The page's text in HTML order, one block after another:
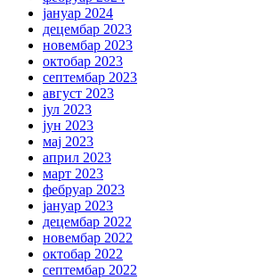
јануар 2024
децембар 2023
новембар 2023
октобар 2023
септембар 2023
август 2023
јул 2023
јун 2023
мај 2023
април 2023
март 2023
фебруар 2023
јануар 2023
децембар 2022
новембар 2022
октобар 2022
септембар 2022